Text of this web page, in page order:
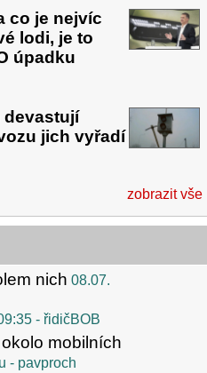
co je nejvíc
lodi, je to
úpadku
devastují
jich vyřadí
zobrazit vše
nich 08.07.
- řidičBOB
mobilních
- pavproch